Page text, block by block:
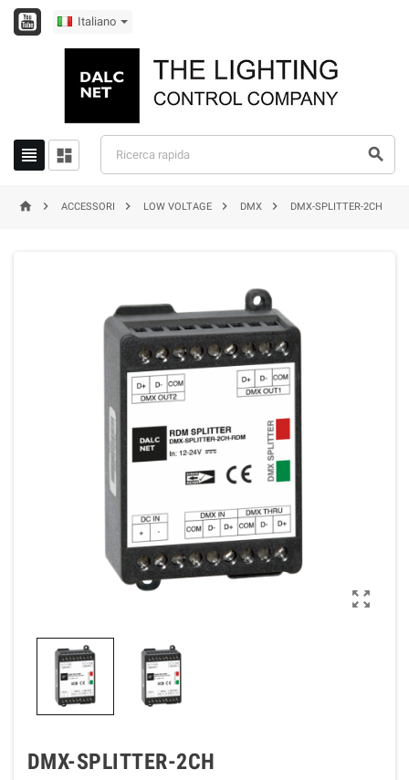
Italiano
  
  ACCESSORI  LOW VOLTAGE  DMX  DMX-SPLITTER-2CH

DMX-SPLITTER-2CH